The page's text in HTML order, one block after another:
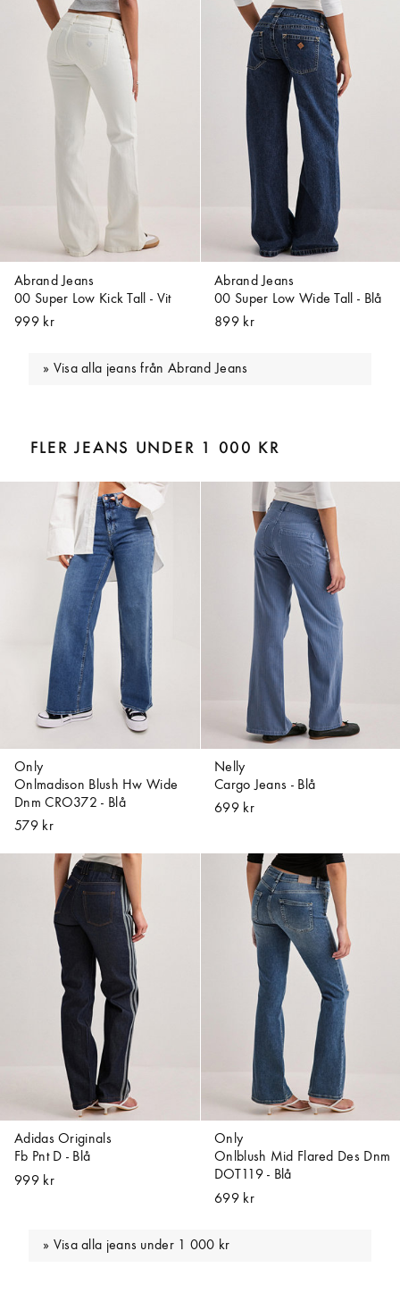
Abrand Jeans
00 Super Low Kick Tall - Vit
999 kr
Abrand Jeans
00 Super Low Wide Tall - Blå
899 kr
Visa alla jeans från Abrand Jeans
FLER JEANS UNDER 1 000 KR
Only
Onlmadison Blush Hw Wide
Dnm CRO372 - Blå
579 kr
Nelly
Cargo Jeans - Blå
699 kr
Adidas Originals
Fb Pnt D - Blå
999 kr
Only
Onlblush Mid Flared Des Dnm
DOT119 - Blå
699 kr
Visa alla jeans under 1 000 kr